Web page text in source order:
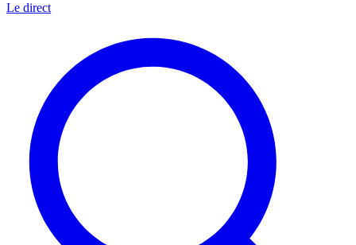
Le direct